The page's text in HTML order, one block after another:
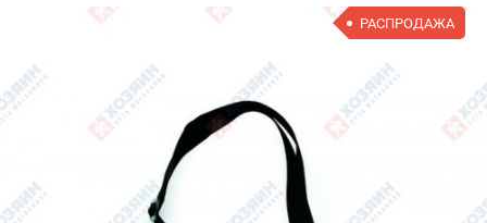
РАСПРОДАЖА